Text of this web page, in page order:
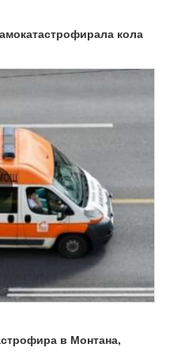
кола
в Монтана,